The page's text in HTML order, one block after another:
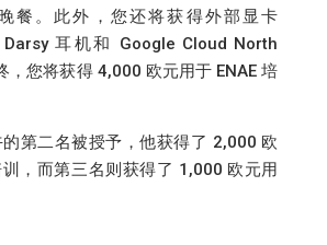
餐。此外，您还将获得外部显卡
Darsy 耳机和 Google Cloud North
，您将获得 4,000 欧元用于 ENAE 培
第二名被授予，他获得了 2,000 欧
训，而第三名则获得了 1,000 欧元用